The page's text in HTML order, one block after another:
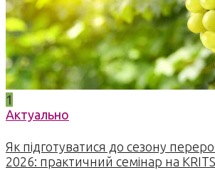
1
Актуально
Як підготуватися до сезону
2026: практичний семінар на